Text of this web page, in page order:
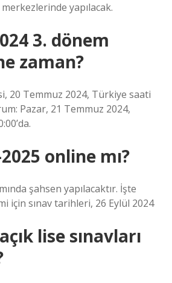
yapılacak.
3. dönem
zaman?
20 Temmuz 2024, Türkiye saati
Pazar, 21 Temmuz 2024,
online mı?
şahsen yapılacaktır. İşte
için sınav tarihleri, 26 Eylül 2024
lise sınavları